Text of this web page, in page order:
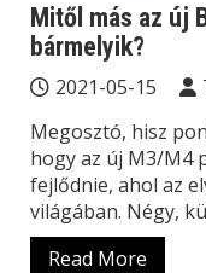
Mitől más az új
bármelyik?
2021-05-15
Megosztó, hisz
hogy az új M3/M4
fejlődnie, ahol az
világában. Négy,
Read More